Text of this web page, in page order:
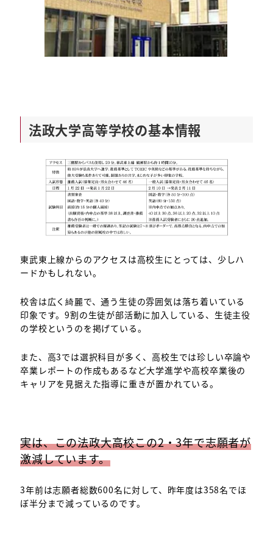
法政大学高等学校の基本情報
東武東上線からのアクセスは高校生にとっては、少しハ
ードかもしれない。
校舎は広く綺麗で、通う生徒の雰囲気は落ち着いている
印象です。9割の生徒が部活動に加入している、生徒主役
の学校というのを掲げている。
また、高3では選択科目が多く、高校生では珍しい卒論や
卒業レポートの作成もあるなど大学進学や高校卒業後の
キャリアを見据えた指導に重きが置かれている。
実は、この法政大高校この2・3年で志願者が
激減しています。
3年前は志願者総数600名に対して、昨年度は358名でほ
ぼ半分まで減っているのです。